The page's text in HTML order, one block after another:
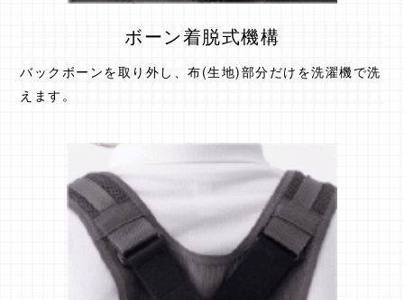
ボーン着脱式機構
バックボーンを取り外し、布(生地)部分だけを洗濯機で洗
えます。